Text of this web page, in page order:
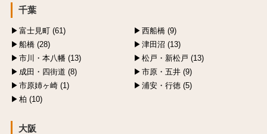
千葉
富士見町 (61)
西船橋 (9)
船橋 (28)
津田沼 (13)
市川・本八幡 (13)
松戸・新松戸 (13)
成田・四街道 (8)
市原・五井 (9)
市原姉ヶ崎 (1)
浦安・行徳 (5)
柏 (10)
大阪